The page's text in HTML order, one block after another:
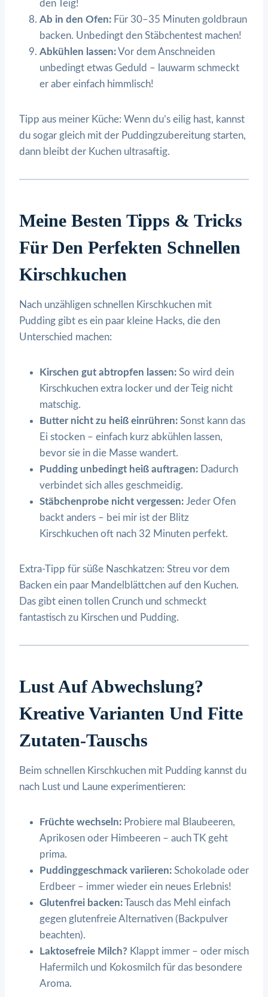
den Teig!
Ab in den Ofen: Für 30–35 Minuten goldbraun
backen. Unbedingt den Stäbchentest machen!
Abkühlen lassen:Vor dem Anschneiden
unbedingt etwas Geduld – lauwarm schmeckt
er aber einfach himmlisch!
Tipp aus meiner Küche: Wenn du’s eilig hast, kannst
du sogar gleich mit der Puddingzubereitung starten,
dann bleibt der Kuchen ultrasaftig.
Meine Besten Tipps & Tricks
Für Den Perfekten Schnellen
Kirschkuchen
Nach unzähligen schnellen Kirschkuchen mit
Pudding gibt es ein paar kleine Hacks, die den
Unterschied machen:
Kirschen gut abtropfen lassen: So wird dein
Kirschkuchen extra locker und der Teig nicht
matschig.
Butter nicht zu heiß einrühren: Sonst kann das
Ei stocken – einfach kurz abkühlen lassen,
bevor sie in die Masse wandert.
Pudding unbedingt heiß auftragen: Dadurch
verbindet sich alles geschmeidig.
Stäbchenprobe nicht vergessen: Jeder Ofen
backt anders – bei mir ist der Blitz
Kirschkuchen oft nach 32 Minuten perfekt.
Extra-Tipp für süße Naschkatzen: Streu vor dem
Backen ein paar Mandelblättchen auf den Kuchen.
Das gibt einen tollen Crunch und schmeckt
fantastisch zu Kirschen und Pudding.
Lust Auf Abwechslung?
Kreative Varianten Und Fitte
Zutaten-Tauschs
Beim schnellen Kirschkuchen mit Pudding kannst du
nach Lust und Laune experimentieren:
Früchte wechseln: Probiere mal Blaubeeren,
Aprikosen oder Himbeeren – auch TK geht
prima.
Puddinggeschmack variieren: Schokolade oder
Erdbeer – immer wieder ein neues Erlebnis!
Glutenfrei backen:Tausch das Mehl einfach
gegen glutenfreie Alternativen (Backpulver
beachten).
Laktosefreie Milch? Klappt immer – oder misch
Hafermilch und Kokosmilch für das besondere
Aroma.